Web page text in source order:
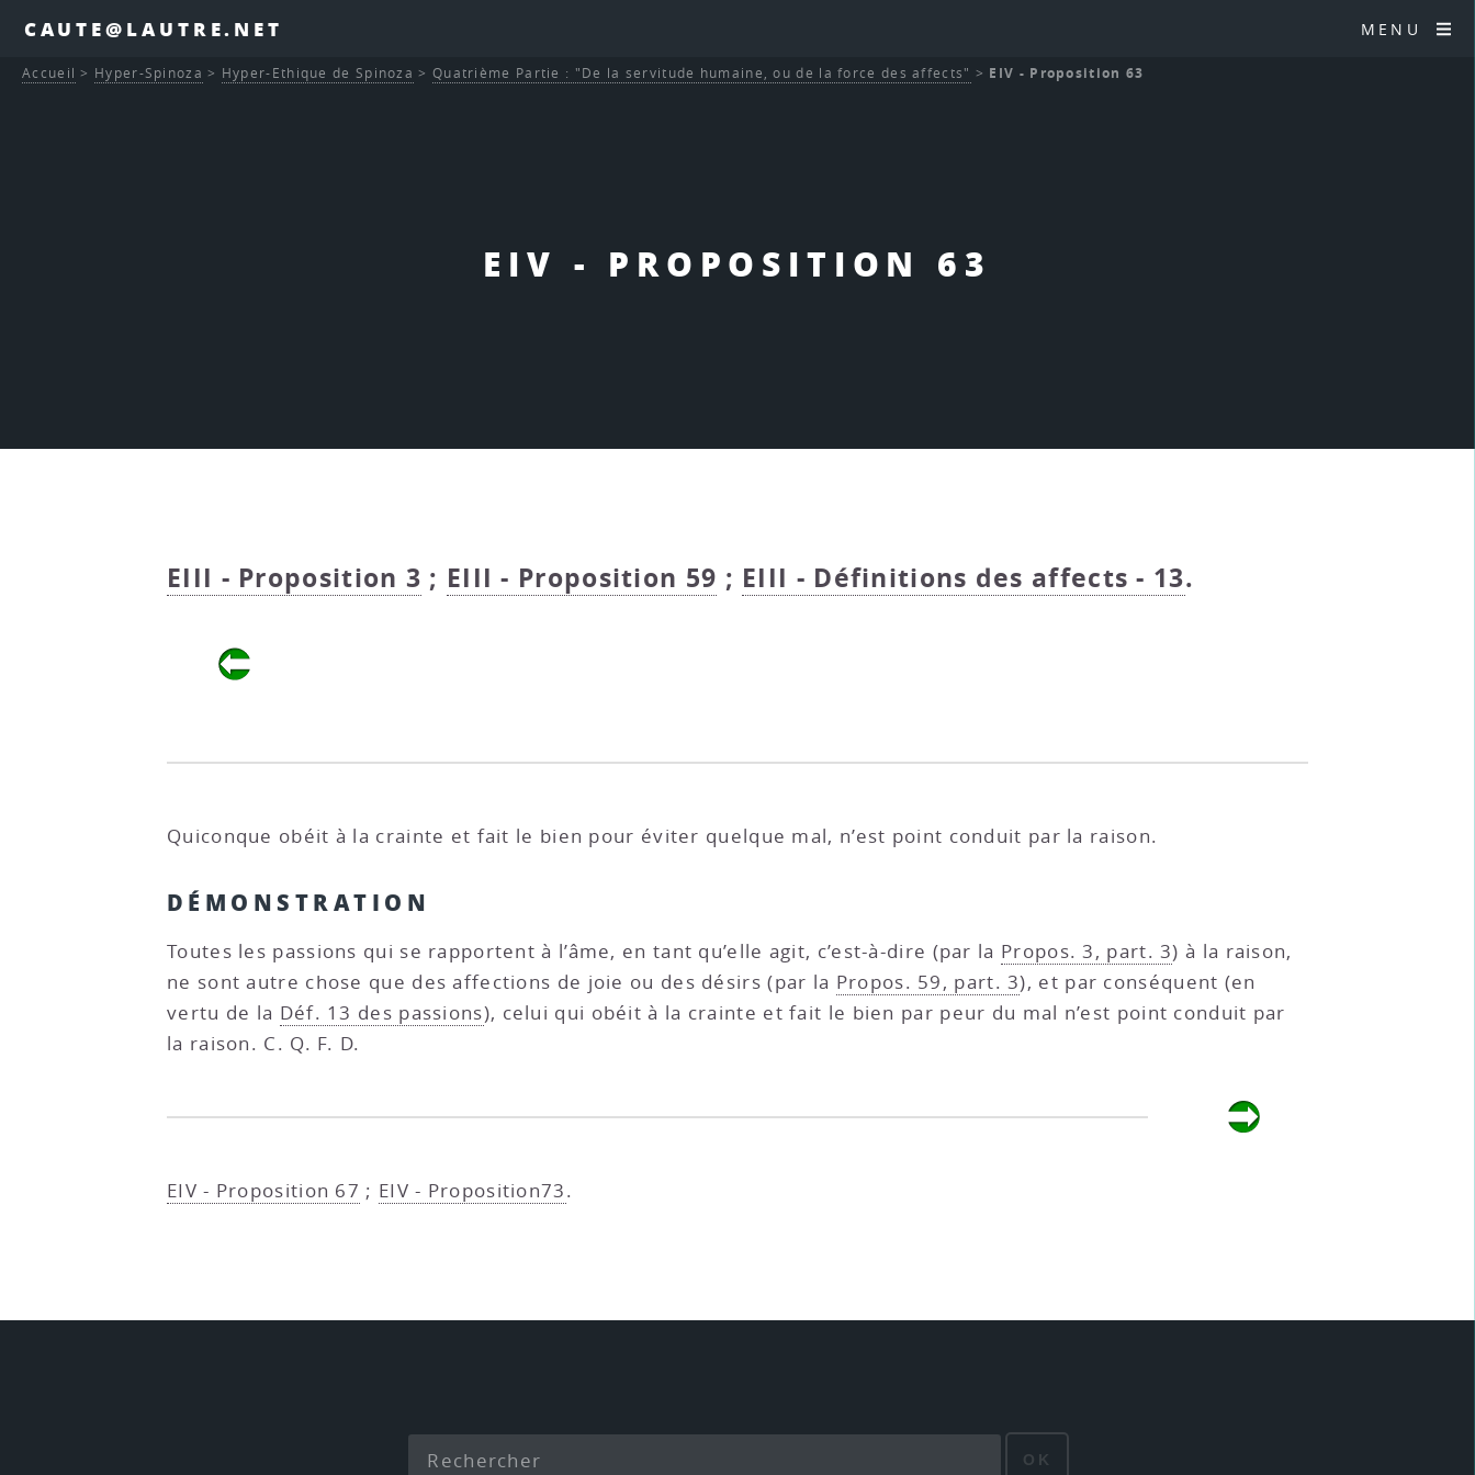
CAUTE@LAUTRE.NET MENU
EIV - PROPOSITION 63
Accueil > Hyper-Spinoza > Hyper-Ethique de Spinoza > Quatrième Partie : "De la servitude humaine, ou de la force des affects" > EIV - Proposition 63
EIII - Proposition 3 ; EIII - Proposition 59 ; EIII - Définitions des affects - 13.
Quiconque obéit à la crainte et fait le bien pour éviter quelque mal, n’est point conduit par la raison.
DÉMONSTRATION
Toutes les passions qui se rapportent à l’âme, en tant qu’elle agit, c’est-à-dire (par la Propos. 3, part. 3) à la raison,
ne sont autre chose que des affections de joie ou des désirs (par la Propos. 59, part. 3), et par conséquent (en
vertu de la Déf. 13 des passions), celui qui obéit à la crainte et fait le bien par peur du mal n’est point conduit par
la raison. C. Q. F. D.
EIV - Proposition 67 ; EIV - Proposition73.
OK